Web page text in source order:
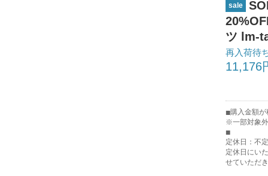
sale
ツ lm-
再入荷待
11,176
購入金額
※一部対象
定休日：不
定休日にい
せていただ